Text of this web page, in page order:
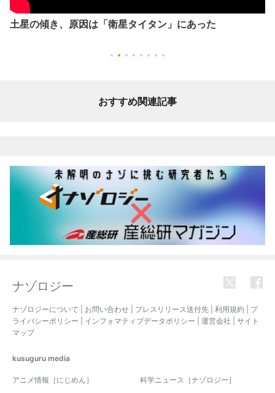
土星の傾き、原因は「衛星タイタン」にあった
おすすめ関連記事
ナゾロジー
ナゾロジーについて お問い合わせ プレスリリース送付先 利用規約
プ
ライバシーポリシー
インフォマティブデータポリシー 運営会社
サイト
マップ
kusuguru media
アニメ情報［にじめん］
科学ニュース［ナゾロジー］